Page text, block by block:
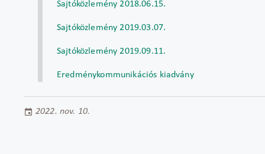
Sajtóközlemény 2018.06.15.
Sajtóközlemény 2019.03.07.
Sajtóközlemény 2019.09.11.
Eredménykommunikációs kiadvány
2022. nov. 10.